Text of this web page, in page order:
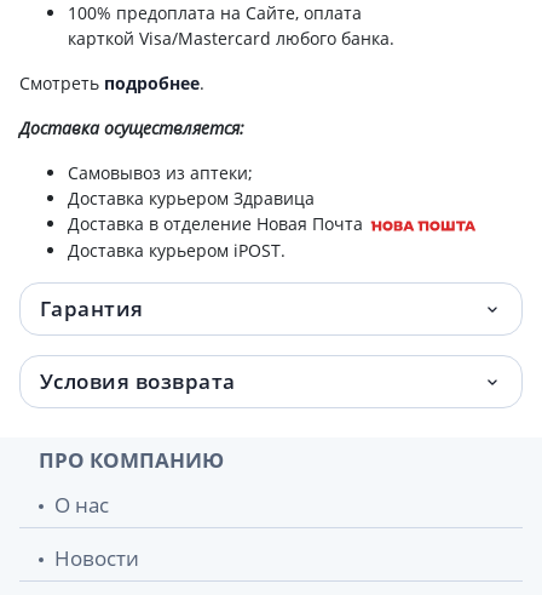
100% предоплата на Сайте, оплата
карткой Visa/Mastercard любого банка.
Смотреть подробнее.
Доставкаосуществляется:
Самовывоз из аптеки;
Доставка курьером Здравица
Доставка в отделение Новая Почта
Доставка курьером iPOST.
Гарантия
Условия возврата
ПРО КОМПАНИЮ
О нас
Новости